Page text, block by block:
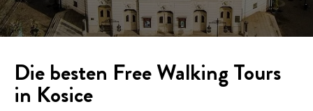
Die besten Free Walking Tours
in Kosice